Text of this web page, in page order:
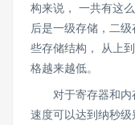
构来说， 一共有这
后是一级存储，二
些存储结构， 从上
格越来越低。
对于寄存器和内
速度可以达到纳秒